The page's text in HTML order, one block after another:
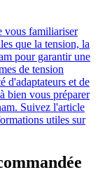
vous familiariser
que la tension, la
pour garantir une
de tension
d'adaptateurs et de
bien vous préparer
Suivez l'article
utiles sur